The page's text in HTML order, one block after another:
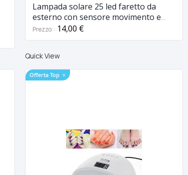
Lampada solare 25 led faretto da
esterno con sensore movimento e
crepuscolare
Prezzo: 14,00 €
Quick View
Offerta Top ⭐